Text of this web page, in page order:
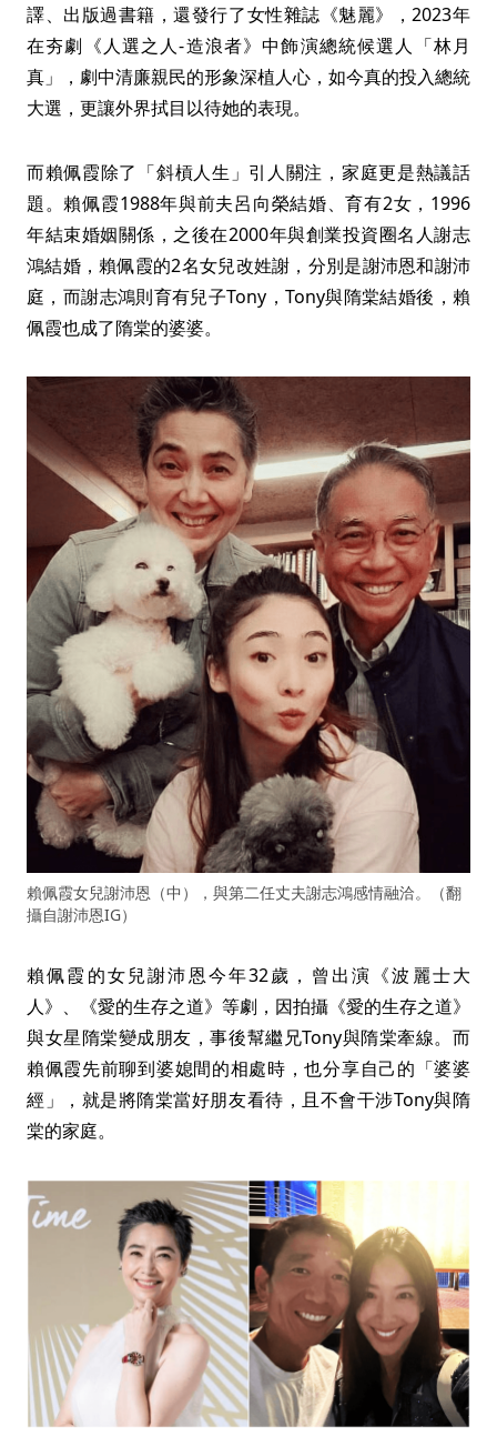
譯、出版過書籍，還發行了女性雜誌《魅麗》，2023年
在夯劇《人選之人-造浪者》中飾演總統候選人「林月
真」，劇中清廉親民的形象深植人心，如今真的投入總統
大選，更讓外界拭目以待她的表現。
而賴佩霞除了「斜槓人生」引人關注，家庭更是熱議話
題。賴佩霞1988年與前夫呂向榮結婚、育有2女，1996
年結束婚姻關係，之後在2000年與創業投資圈名人謝志
鴻結婚，賴佩霞的2名女兒改姓謝，分別是謝沛恩和謝沛
庭，而謝志鴻則育有兒子Tony，Tony與隋棠結婚後，賴
佩霞也成了隋棠的婆婆。
賴佩霞女兒謝沛恩（中），與第二任丈夫謝志鴻感情融洽。（翻
攝自謝沛恩IG）
賴佩霞的女兒謝沛恩今年32歲，曾出演《波麗士大
人》、《愛的生存之道》等劇，因拍攝《愛的生存之道》
與女星隋棠變成朋友，事後幫繼兄Tony與隋棠牽線。而
賴佩霞先前聊到婆媳間的相處時，也分享自己的「婆婆
經」，就是將隋棠當好朋友看待，且不會干涉Tony與隋
棠的家庭。